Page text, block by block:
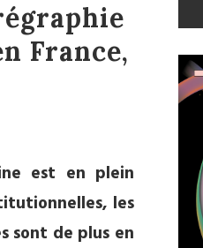
France,
est en plein
les
sont de plus en